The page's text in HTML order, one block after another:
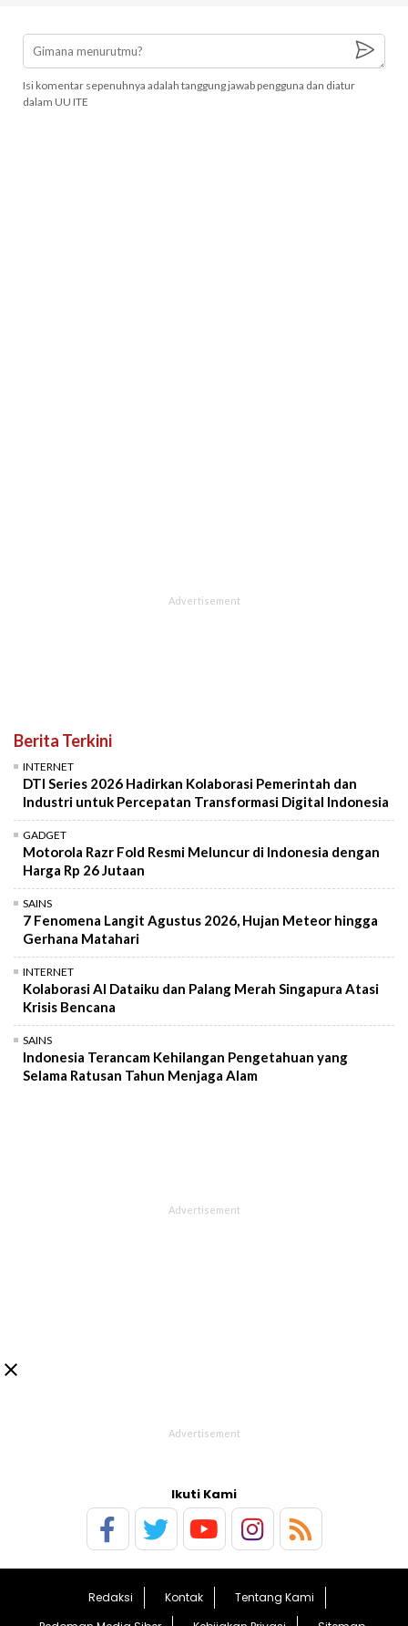
Isi komentar sepenuhnya adalah tanggung jawab pengguna dan diatur
dalam UU ITE
Berita Terkini
INTERNET
DTI Series 2026 Hadirkan Kolaborasi Pemerintah dan
Industri untuk Percepatan Transformasi Digital Indonesia
GADGET
Motorola Razr Fold Resmi Meluncur di Indonesia dengan
Harga Rp 26 Jutaan
SAINS
7 Fenomena Langit Agustus 2026, Hujan Meteor hingga
Gerhana Matahari
INTERNET
Kolaborasi AI Dataiku dan Palang Merah Singapura Atasi
Krisis Bencana
SAINS
Indonesia Terancam Kehilangan Pengetahuan yang
Selama Ratusan Tahun Menjaga Alam

Ikuti Kami
Redaksi Kontak
Tentang Kami